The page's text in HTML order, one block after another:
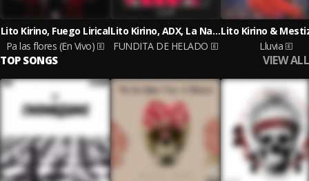
Lito Kirino, Fuego Lirical
Pa las flores (En Vivo)
Lito Kirino, ADX, La Natural
FUNDITA DE HELADO
Lluvia
TOP SONGS VIEW ALL